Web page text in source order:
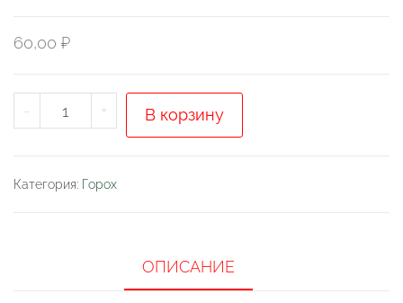
60,00 ₽
-
Количество
товара
безлисточковый
+ В корзину
Категория: Горох
ОПИСАНИЕ